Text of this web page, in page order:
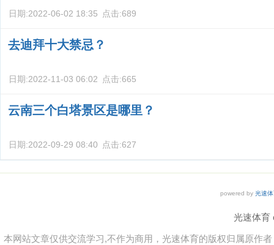
日期:2022-06-02 18:35 点击:689
去迪拜十大禁忌？
日期:2022-11-03 06:02 点击:665
云南三个白塔景区是哪里？
日期:2022-09-29 08:40 点击:627
powered by 光速
光速体育
本网站文章仅供交流学习,不作为商用，光速体育的版权归属原作